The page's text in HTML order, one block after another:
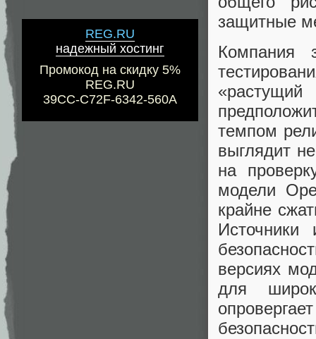
REG.RU
надежный хостинг
Промокод на скидку 5%
REG.RU
39CC-C72F-6342-560A
защитные
Компания
«растущий
темпом
выглядит
на
модели
крайне
версиях
для